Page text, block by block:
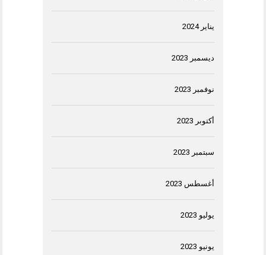
يناير 2024
ديسمبر 2023
نوفمبر 2023
أكتوبر 2023
سبتمبر 2023
أغسطس 2023
يوليو 2023
يونيو 2023